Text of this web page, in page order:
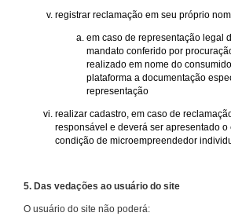
registrar reclamação em seu próprio
em caso de representação legal
mandato conferido por
realizado em nome do
plataforma a documentação
representação
realizar cadastro, em caso de
responsável e deverá ser apresentado o
condição de microempreendedor
5. Das vedações ao usuário do site
O usuário do site não poderá: